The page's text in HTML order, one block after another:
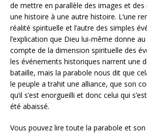
de mettre en parallèle des images et
une histoire à une autre histoire. L’une
réalité spirituelle et l’autre des simples
l’explication que Dieu lui-même donne
compte de la dimension spirituelle des
les événements historiques narrent une
bataille, mais la parabole nous dit que
le peuple a trahit une alliance, que son
qu’il s’est enorgueilli et donc celui qui
été abaissé.
Vous pouvez lire toute la parabole et